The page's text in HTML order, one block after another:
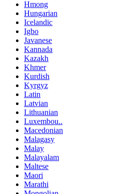
Hmong
Hungarian
Icelandic
Igbo
Javanese
Kannada
Kazakh
Khmer
Kurdish
Kyrgyz
Latin
Latvian
Lithuanian
Luxembou..
Macedonian
Malagasy
Malay
Malayalam
Maltese
Maori
Marathi